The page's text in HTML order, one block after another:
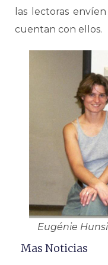
las lectoras
cuentan con ellos.
Eugénie
Mas Noticias